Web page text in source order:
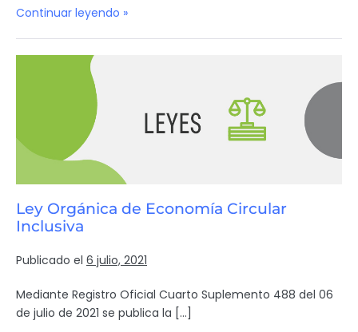
Continuar leyendo »
Ley Orgánica de Economía Circular
Inclusiva
Publicado el 6 julio, 2021
Mediante Registro Oficial Cuarto Suplemento 488 del 06
de julio de 2021 se publica la […]